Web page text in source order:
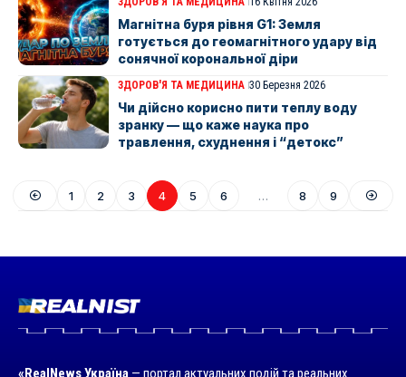
Магнітна буря рівня G1: Земля
готується до геомагнітного удару від
сонячної корональної діри
ЗДОРОВ'Я ТА МЕДИЦИНА 30 Березня 2026
Чи дійсно корисно пити теплу воду
зранку — що каже наука про
травлення, схуднення і “детокс”
1 2 3 4 5 6 … 8 9
«RealNews Україна — портал актуальних подій та реальних